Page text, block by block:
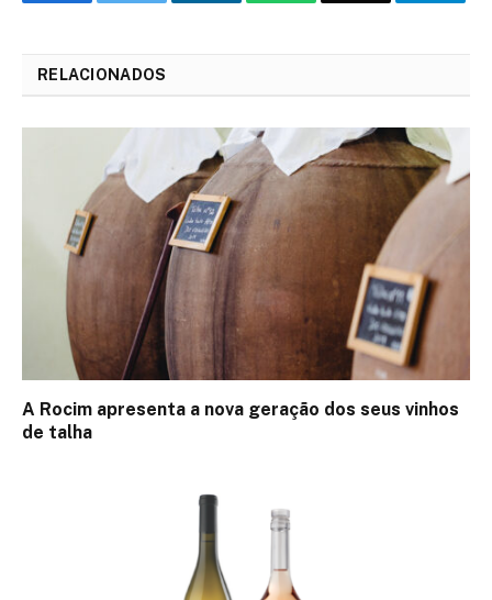
RELACIONADOS
A Rocim apresenta a nova geração dos seus vinhos
de talha